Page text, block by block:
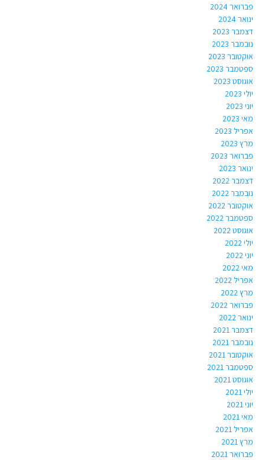
פברואר 2024
ינואר 2024
דצמבר 2023
נובמבר 2023
אוקטובר 2023
ספטמבר 2023
אוגוסט 2023
יולי 2023
יוני 2023
מאי 2023
אפריל 2023
מרץ 2023
פברואר 2023
ינואר 2023
דצמבר 2022
נובמבר 2022
אוקטובר 2022
ספטמבר 2022
אוגוסט 2022
יולי 2022
יוני 2022
מאי 2022
אפריל 2022
מרץ 2022
פברואר 2022
ינואר 2022
דצמבר 2021
נובמבר 2021
אוקטובר 2021
ספטמבר 2021
אוגוסט 2021
יולי 2021
יוני 2021
מאי 2021
אפריל 2021
מרץ 2021
פברואר 2021